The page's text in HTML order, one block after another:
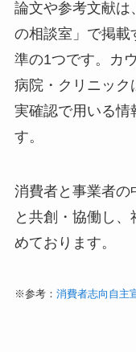
論文や参考文献は
の相談室」で掲載
準の1つです。カ
病院・クリニック
実確認で用いる情
す。
消費者と事業者の
と共創・協働し
めております。
※参考： 消費者志向自主